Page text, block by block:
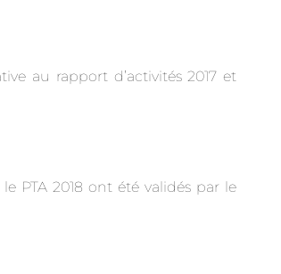
au rapport d’activités 2017 et
PTA 2018 ont été validés par le